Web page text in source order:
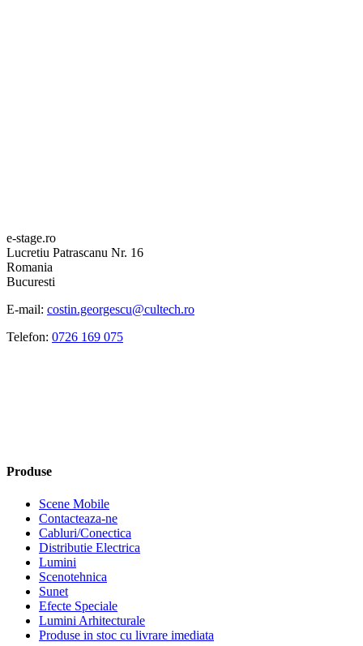
e-stage.ro
Lucretiu Patrascanu Nr. 16
Romania
Bucuresti
E-mail: costin.georgescu@cultech.ro
Telefon: 0726 169 075
Produse
Scene Mobile
Contacteaza-ne
Cabluri/Conectica
Distributie Electrica
Lumini
Scenotehnica
Sunet
Efecte Speciale
Lumini Arhitecturale
Produse in stoc cu livrare imediata